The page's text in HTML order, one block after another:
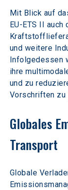
Mit Blick auf
EU-ETS II
und weitere
Infolgedessen
ihre
und zu
Vorschriften zu
Globales
Transport
Globale